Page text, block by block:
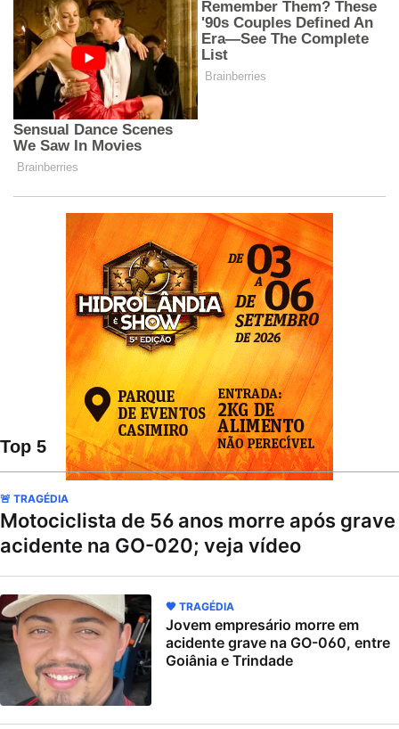
Top 5
🚨 TRAGÉDIA
Motociclista de 56 anos morre após grave
acidente na GO-020; veja vídeo
🖤 TRAGÉDIA
Jovem empresário morre em
acidente grave na GO-060, entre
Goiânia e Trindade